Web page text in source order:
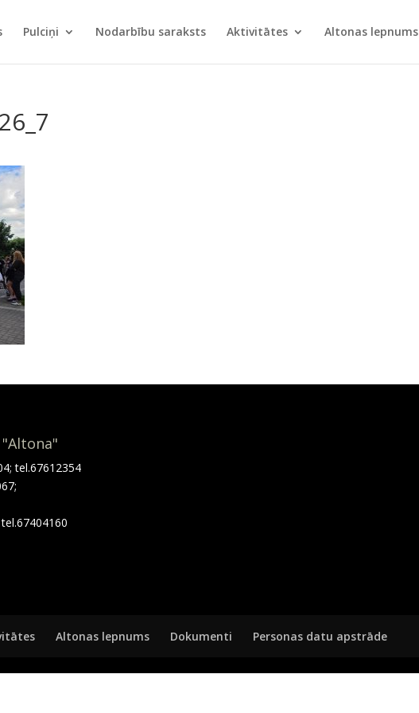
Pulciņi Nodarbību saraksts Aktivitātes Altonas lepnums
tel.67612354
Altonas lepnums Dokumenti Personas datu apstrāde